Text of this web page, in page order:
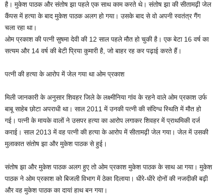
है। मुकेश पाठक और संतोष झा पहले एक साथ काम करते थे। संतोष झा की सीतामढ़ी जेल
कैंपस में हत्या के बाद मुकेश पाठक अलग हो गया। उसके बाद से वो अपनी स्वतंत्र गैंग
चला रहा था।
ओम प्रकाश की पत्नी सुषमा देवी की 12 साल पहले मौत हो चुकी है। एक बेटा 16 वर्ष का
सत्यम और 14 वर्ष की बेटी प्रिया कुमारी है, जो बाहर रह कर पढ़ाई करते हैं।
पत्नी की हत्या के आरोप में जेल गया था ओम प्रकाश
मिली जानकारी के अनुसार शिवहर जिले के लक्ष्मीनिया गांव के रहने वाले ओम प्रकाश उर्फ
बाबू साहेब छोटा अपराधी था। साल 2011 में उनकी पत्नी की संदिग्ध स्थिति में मौत हो
गई। पत्नी के मायके वालों ने उसपर हत्या का आरोप लगाकर शिवहर में प्राथमिकी दर्ज
कराई। साल 2013 में वह पत्नी की हत्या के आरोप में सीतामढ़ी जेल गया। जेल में उसकी
मुलाकात संतोष झा और मुकेश पाठक से हुई।
संतोष झा और मुकेश पाठक अलग हुए तो ओम प्रकाश मुकेश पाठक के साथ आ गया। मुकेश
पाठक ने ओम प्रकाश को बिजली विभाग में ठेका दिलाया। धीरे-धीरे दोनों की नजदीकी बढ़ी
और वह मुकेश पाठक का दायां हाथ बन गया।